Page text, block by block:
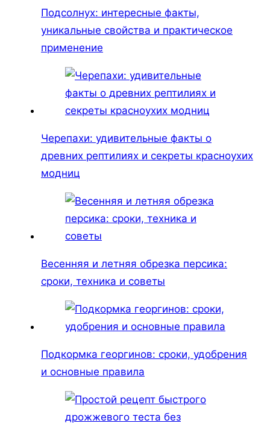
Подсолнух: интересные факты,
уникальные свойства и практическое
применение
Черепахи: удивительные факты о
древних рептилиях и секреты красноухих
модниц
Весенняя и летняя обрезка персика:
сроки, техника и советы
Подкормка георгинов: сроки, удобрения
и основные правила